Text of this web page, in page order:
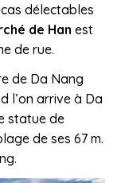
délectables
de Han est
de rue.
de Da Nang
l’on arrive à Da
statue de
de ses 67 m.